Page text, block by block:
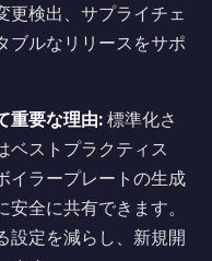
更検出、サプライチェ
ブルなリリースをサポ
重要な理由:標準化さ
ベストプラクティス
イラープレートの生成
全に共有できます。
設定を減らし、新規開